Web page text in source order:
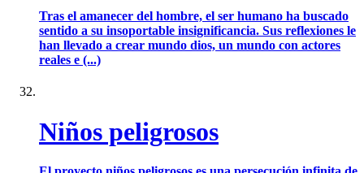
Tras el amanecer del hombre, el ser humano ha buscado
sentido a su insoportable insignificancia. Sus reflexiones le
han llevado a crear mundo dios, un mundo con actores
reales e (...)
Niños peligrosos